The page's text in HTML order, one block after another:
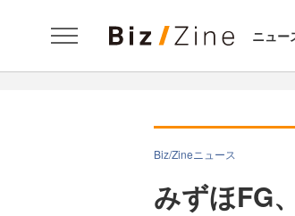
ニュー
Biz/Zineニュース
みずほFG